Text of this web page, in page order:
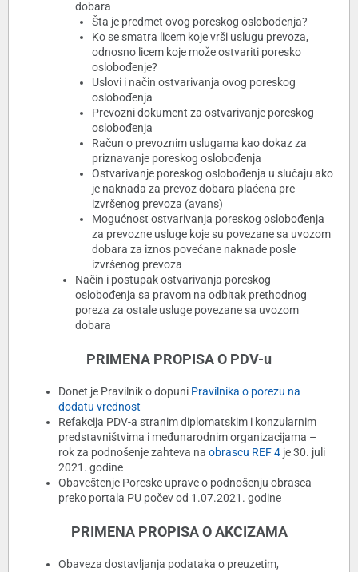
dobara
Šta je predmet ovog poreskog oslobođenja?
Ko se smatra licem koje vrši uslugu prevoza,
odnosno licem koje može ostvariti poresko
oslobođenje?
Uslovi i način ostvarivanja ovog poreskog
oslobođenja
Prevozni dokument za ostvarivanje poreskog
oslobođenja
Račun o prevoznim uslugama kao dokaz za
priznavanje poreskog oslobođenja
Ostvarivanje poreskog oslobođenja u slučaju ako
je naknada za prevoz dobara plaćena pre
izvršenog prevoza (avans)
Mogućnost ostvarivanja poreskog oslobođenja
za prevozne usluge koje su povezane sa uvozom
dobara za iznos povećane naknade posle
izvršenog prevoza
Način i postupak ostvarivanja poreskog
oslobođenja sa pravom na odbitak prethodnog
poreza za ostale usluge povezane sa uvozom
dobara
PRIMENA PROPISA O PDV-u
Donet je Pravilnik o dopuni Pravilnika o porezu na
dodatu vrednost
Refakcija PDV-a stranim diplomatskim i konzularnim
predstavništvima i međunarodnim organizacijama –
rok za podnošenje zahteva na obrascu REF 4 je 30. juli
2021. godine
Obaveštenje Poreske uprave o podnošenju obrasca
preko portala PU počev od 1.07.2021. godine
PRIMENA PROPISA O AKCIZAMA
Obaveza dostavljanja podataka o preuzetim,